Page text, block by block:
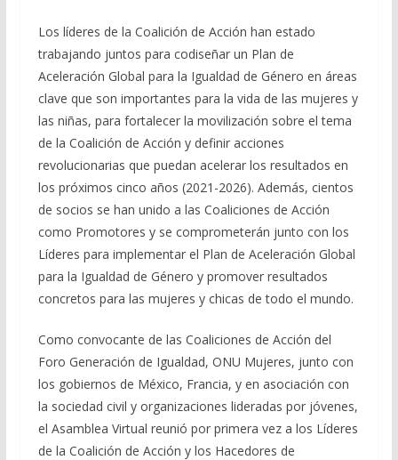
Los líderes de la Coalición de Acción han estado
trabajando juntos para codiseñar un Plan de
Aceleración Global para la Igualdad de Género en áreas
clave que son importantes para la vida de las mujeres y
las niñas, para fortalecer la movilización sobre el tema
de la Coalición de Acción y definir acciones
revolucionarias que puedan acelerar los resultados en
los próximos cinco años (2021-2026). Además, cientos
de socios se han unido a las Coaliciones de Acción
como Promotores y se comprometerán junto con los
Líderes para implementar el Plan de Aceleración Global
para la Igualdad de Género y promover resultados
concretos para las mujeres y chicas de todo el mundo.
Como convocante de las Coaliciones de Acción del
Foro Generación de Igualdad, ONU Mujeres, junto con
los gobiernos de México, Francia, y en asociación con
la sociedad civil y organizaciones lideradas por jóvenes,
el Asamblea Virtual reunió por primera vez a los Líderes
de la Coalición de Acción y los Hacedores de